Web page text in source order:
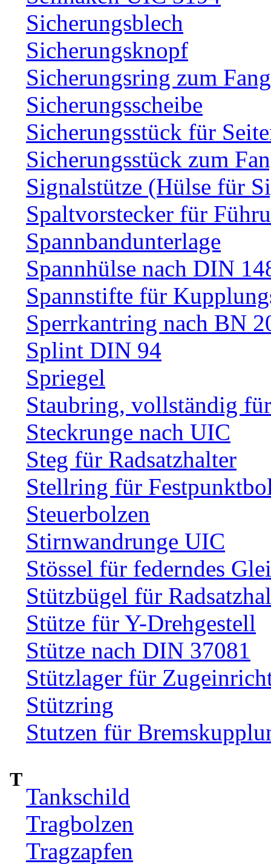
Sicherungsblech
Sicherungsknopf
Sicherungsring zum
Sicherungsscheibe
Sicherungsstück für
Sicherungsstück zum
Signalstütze (Hülse für
Spaltvorstecker für
Spannbandunterlage
Spannhülse nach DIN
Spannstifte für
Sperrkantring nach BN
Splint DIN 94
Spriegel
Staubring, vollständig
Steckrunge nach UIC
Steg für Radsatzhalter
Stellring für
Steuerbolzen
Stirnwandrunge UIC
Stössel für federndes
Stützbügel für
Stütze für Y-Drehgestell
Stütze nach DIN 37081
Stützlager für
Stützring
Stutzen für
T
Tankschild
Tragbolzen
Tragzapfen